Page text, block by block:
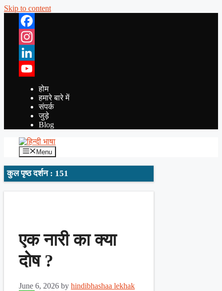
Skip to content
Facebook
Instagram
LinkedIn
YouTube
होम
हमारे बारे में
संपर्क
जुड़े
Blog
Menu
कुल पृष्ठ दर्शन : 151
एक नारी का क्या
दोष ?
June 6, 2026 by hindibhashaa lekhak